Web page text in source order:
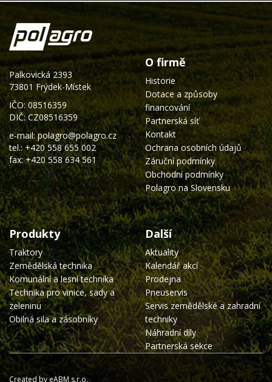
Palkovická 2393
73801 Frýdek-Místek
IČO: 08516359
DIČ: CZ08516359
e-mail:polagro@polagro.cz
tel.:+420 558 655 002
fax: +420 558 634 561
O firmě
Historie
Dotace a způsoby
financování
Partnerská síť
Kontakt
Ochrana osobních údajů
Záruční podmínky
Obchodní podmínky
Polagro na Slovensku
Produkty
Traktory
Zemědělská technika
Komunální a lesní technika
Technika pro vinice, sady a
zeleninu
Obilná sila a zásobníky
Další
Aktuality
Kalendář akcí
Prodejna
Pneuservis
Servis zemědělské a zahradní
techniky
Náhradní díly
Partnerská sekce
Created by eABM s.r.o.